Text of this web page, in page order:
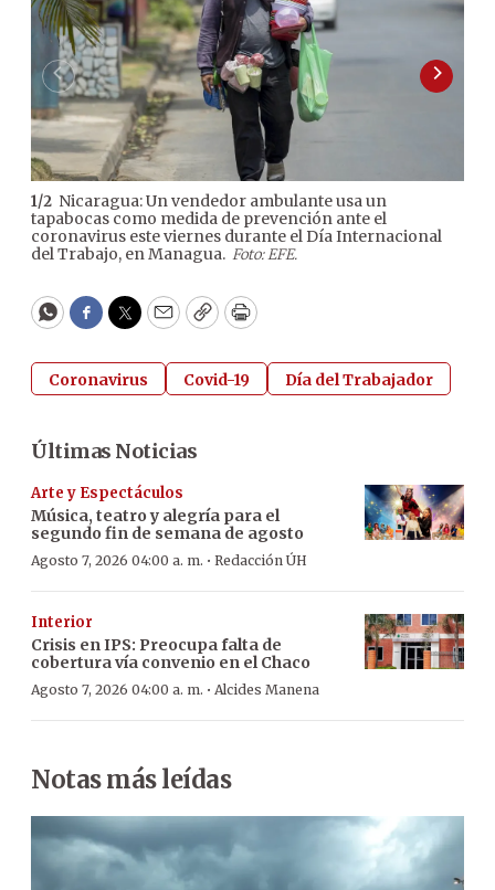
1/2 Nicaragua: Un vendedor ambulante usa un
tapabocas como medida de prevención ante el
coronavirus este viernes durante el Día Internacional
del Trabajo, en Managua. Foto: EFE.
WhatsApp
Facebook
Twitter
EmailCopyPrint
Coronavirus Covid-19 Día del Trabajador
Últimas Noticias
Arte y Espectáculos
Música, teatro y alegría para el
segundo fin de semana de agosto
Agosto 7, 2026 04:00 a. m. · Redacción ÚH
Interior
Crisis en IPS: Preocupa falta de
cobertura vía convenio en el Chaco
Agosto 7, 2026 04:00 a. m. · Alcides Manena
Notas más leídas